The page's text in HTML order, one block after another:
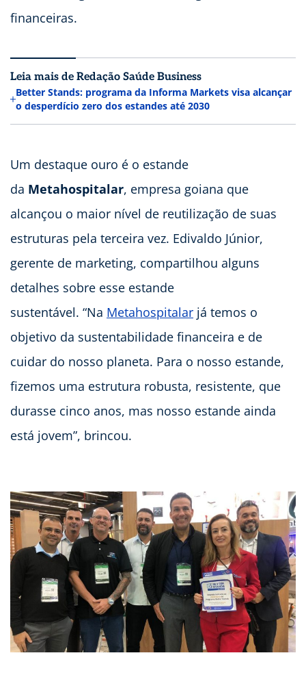
financeiras.
Leia mais de Redação Saúde Business
Better Stands: programa da Informa Markets visa alcançar
o desperdício zero dos estandes até 2030
Um destaque ouro é o estande
da Metahospitalar, empresa goiana que
alcançou o maior nível de reutilização de suas
estruturas pela terceira vez. Edivaldo Júnior,
gerente de marketing, compartilhou alguns
detalhes sobre esse estande
sustentável. “Na Metahospitalar já temos o
objetivo da sustentabilidade financeira e de
cuidar do nosso planeta. Para o nosso estande,
fizemos uma estrutura robusta, resistente, que
durasse cinco anos, mas nosso estande ainda
está jovem”, brincou.